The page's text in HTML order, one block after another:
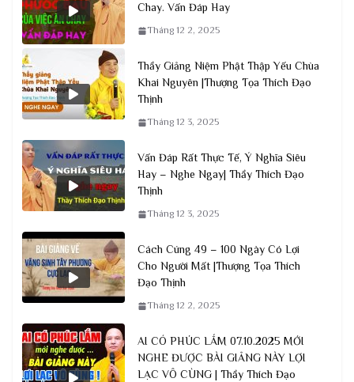
Chay. Vấn Đáp Hay
Tháng 12 2, 2025
Thầy Giảng Niệm Phật Thập Yếu Chùa
Khai Nguyên |Thượng Tọa Thích Đạo
Thịnh
Tháng 12 3, 2025
Vấn Đáp Rất Thực Tế, Ý Nghĩa Siêu
Hay – Nghe Ngay| Thầy Thích Đạo
Thịnh
Tháng 12 3, 2025
Cách Cúng 49 – 100 Ngày Có Lợi
Cho Người Mất |Thượng Tọa Thích
Đạo Thịnh
Tháng 12 2, 2025
AI CÓ PHÚC LẮM 07.10.2025 MỚI
NGHE ĐƯỢC BÀI GIẢNG NÀY LỢI
LẠC VÔ CÙNG | Thầy Thích Đạo